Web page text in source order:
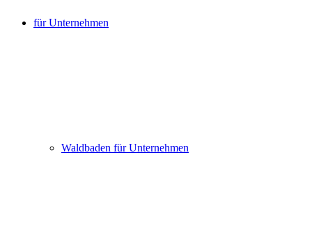
für Unternehmen
Waldbaden für Unternehmen